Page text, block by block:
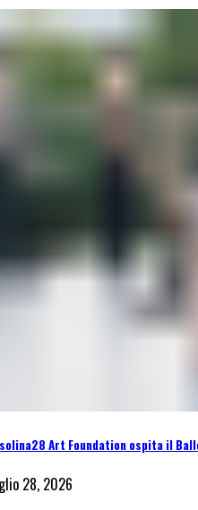
Art Foundation ospita il
28, 2026